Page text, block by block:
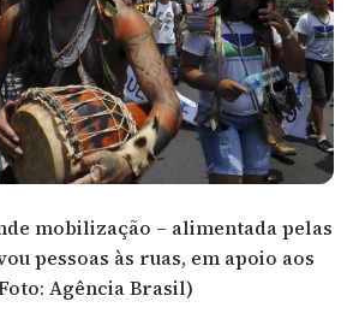
mobilização – alimentada pelas
pessoas às ruas, em apoio aos
Agência Brasil)